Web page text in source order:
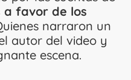
a favor de los
narraron un
autor del video y
escena.